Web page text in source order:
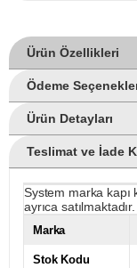
Ürün Özellikleri
Ödeme
Ürün Detayları
Teslimat ve İade
System marka kapı
ayrıca satılmaktadır.
Marka
Stok Kodu